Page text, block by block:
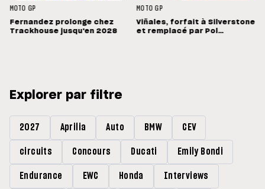
MOTO GP
Fernandez prolonge chez
Trackhouse jusqu'en 2028
MOTO GP
Viñales, forfait à Silverstone
et remplacé par Pol
Explorer par filtre
2027 Aprilia Auto BMW CEV
circuits Concours Ducati Emily Bondi
Endurance EWC Honda Interviews